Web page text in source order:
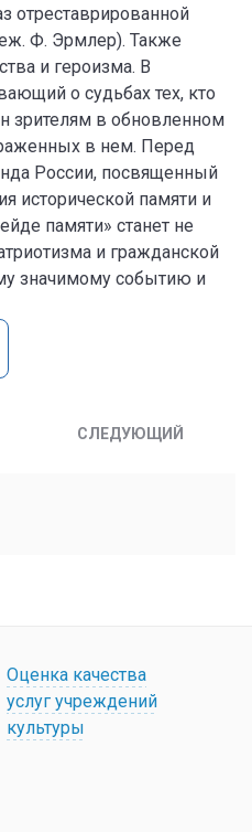
отреставрированной
Ф. Эрмлер). Также
и героизма. В
о судьбах тех, кто
зрителям в обновленном
в нем. Перед
России, посвященный
исторической памяти и
памяти» станет не
и гражданской
значимому событию и
СЛЕДУЮЩИЙ
Оценка качества
услуг учреждений
культуры